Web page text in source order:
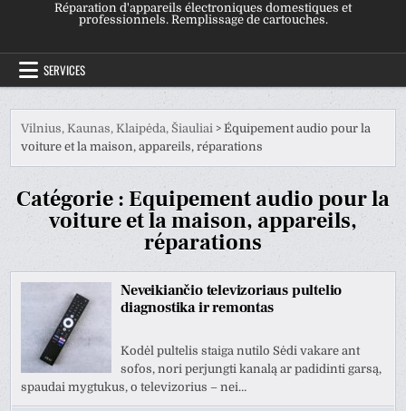
Réparation d'appareils électroniques domestiques et
professionnels. Remplissage de cartouches.
SERVICES
Vilnius, Kaunas, Klaipėda, Šiauliai >Équipement audio pour la
voiture et la maison, appareils, réparations
Catégorie : Équipement audio pour la
voiture et la maison, appareils,
réparations
Neveikiančio televizoriaus pultelio
diagnostika ir remontas
Kodėl pultelis staiga nutilo Sėdi vakare ant
sofos, nori perjungti kanalą ar padidinti garsą,
spaudai mygtukus, o televizorius – nei…